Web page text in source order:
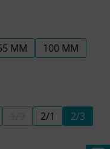
IST ZURZEIT NICHT
MM
100 MM
(DIESE OPTION IST
2/1
2/3
ZURZEIT NICHT
IST ZURZEIT NICHT